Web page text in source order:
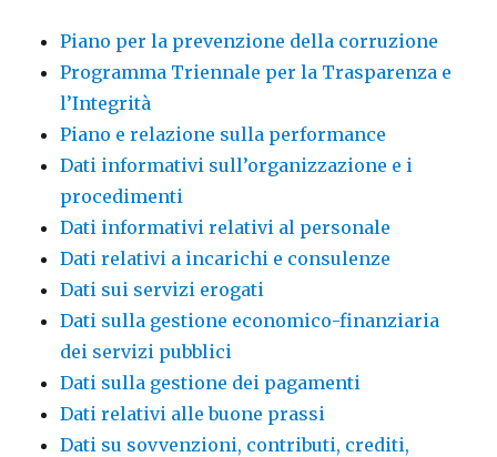
Piano per la prevenzione della corruzione
Programma Triennale per la Trasparenza e
l’Integrità
Piano e relazione sulla performance
Dati informativi sull’organizzazione e i
procedimenti
Dati informativi relativi al personale
Dati relativi a incarichi e consulenze
Dati sui servizi erogati
Dati sulla gestione economico-finanziaria
dei servizi pubblici
Dati sulla gestione dei pagamenti
Dati relativi alle buone prassi
Dati su sovvenzioni, contributi, crediti,